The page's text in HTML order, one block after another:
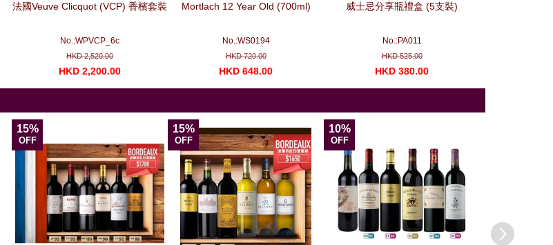
法國Veuve Clicquot (VCP) 香檳套裝
No.:WPVCP_6c
HKD 2,520.00
HKD 2,200.00
Mortlach 12 Year Old (700ml)
No.:WS0194
HKD 720.00
HKD 648.00
威士忌分享瓶禮盒 (5支裝)
No.:PA011
HKD 525.00
HKD 380.00
15%
OFF
15%
OFF
10%
OFF